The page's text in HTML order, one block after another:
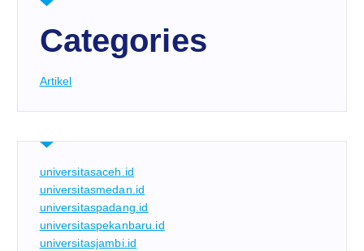
Categories
Artikel
universitasaceh.id
universitasmedan.id
universitaspadang.id
universitaspekanbaru.id
universitasjambi.id